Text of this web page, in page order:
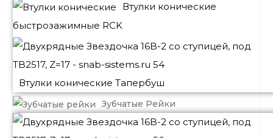
Втулки конические
быстрозажимные RCK
Втулки конические Тапербуш
Зубчатые Рейки